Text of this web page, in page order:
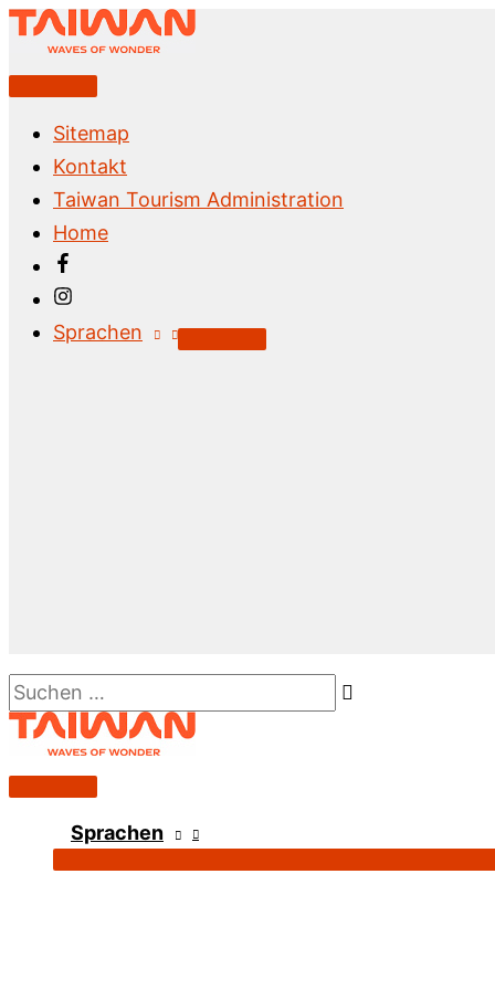
Zum
Inhalt
springenAbove
Sitemap
Kontakt
Taiwan Tourism Administration
Home
Sprachen
Suchen …
Hauptmenü
Sprachen